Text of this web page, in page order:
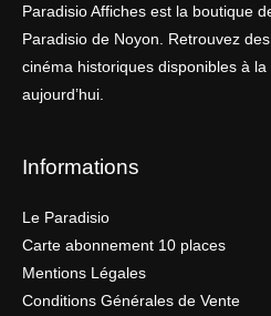
Paradisio Affiches est la boutique
Paradisio de Noyon. Retrouvez
cinéma historiques disponibles à
aujourd’hui.
Informations
Le Paradisio
Carte abonnement 10 places
Mentions Légales
Conditions Générales de Vente